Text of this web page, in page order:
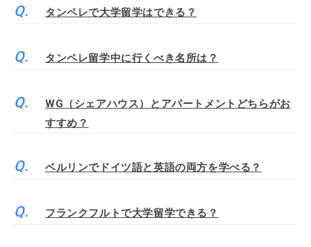
タンペレで大学留学はできる？
タンペレ留学中に行くべき名所は？
WG（シェアハウス）とアパートメントどちらがお
すすめ？
ベルリンでドイツ語と英語の両方を学べる？
フランクフルトで大学留学できる？